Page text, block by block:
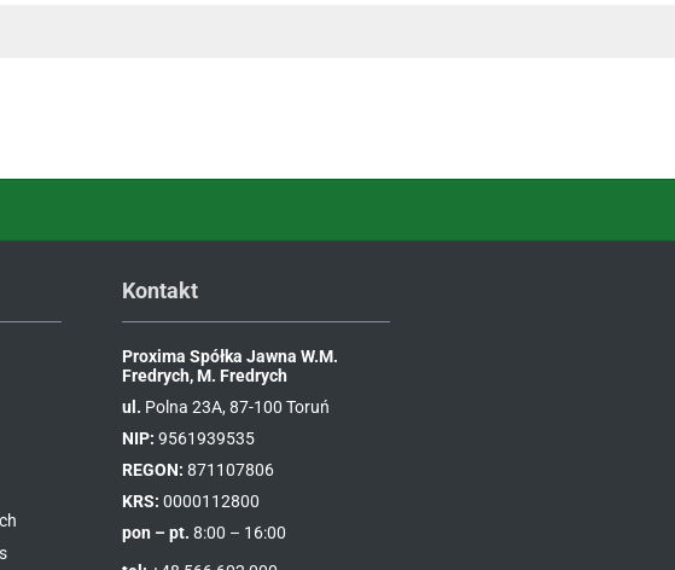
Kontakt
Proxima Spółka Jawna W.M.
Fredrych, M. Fredrych
ul. Polna 23A, 87-100 Toruń
NIP: 9561939535
REGON: 871107806
KRS: 0000112800
pon – pt. 8:00 – 16:00